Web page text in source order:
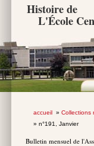
Histoire de
L'École
accueil» Collections
» n°191, Janvier
Bulletin mensuel de